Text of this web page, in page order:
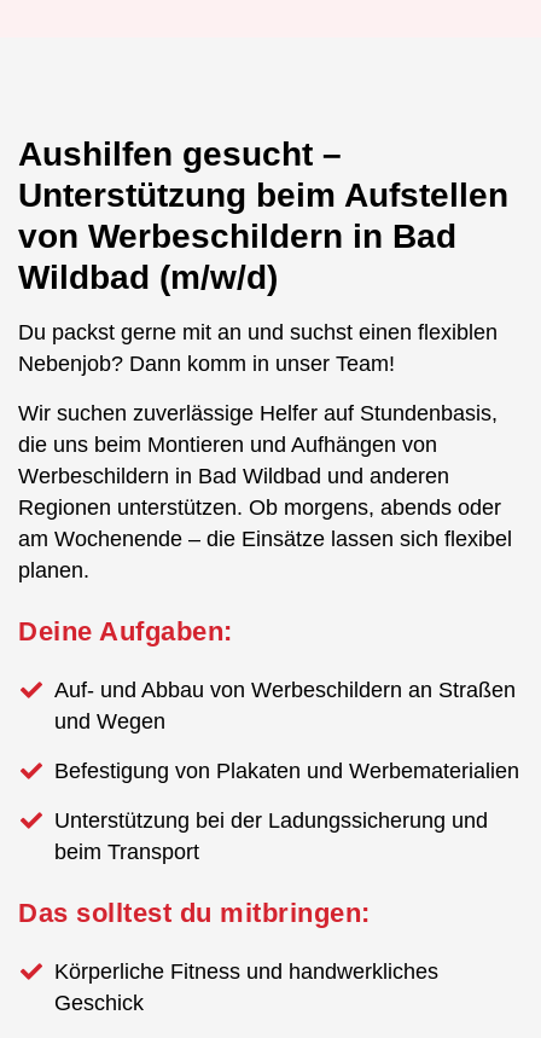
Aushilfen gesucht –
Unterstützung beim Aufstellen
von Werbeschildern in Bad
Wildbad (m/w/d)
Du packst gerne mit an und suchst einen flexiblen
Nebenjob? Dann komm in unser Team!
Wir suchen zuverlässige Helfer auf Stundenbasis,
die uns beim Montieren und Aufhängen von
Werbeschildern in Bad Wildbad und anderen
Regionen unterstützen. Ob morgens, abends oder
am Wochenende – die Einsätze lassen sich flexibel
planen.
Deine Aufgaben:
Auf- und Abbau von Werbeschildern an Straßen
und Wegen
Befestigung von Plakaten und Werbematerialien
Unterstützung bei der Ladungssicherung und
beim Transport
Das solltest du mitbringen:
Körperliche Fitness und handwerkliches
Geschick